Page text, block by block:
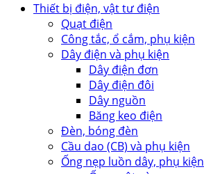
Thiết bị điện, vật tư điện
Quạt điện
Công tắc, ổ cắm, phụ kiện
Dây điện và phụ kiện
Dây điện đơn
Dây điện đôi
Dây nguồn
Băng keo điện
Đèn, bóng đèn
Cầu dao (CB) và phụ kiện
Ống nẹp luồn dây, phụ kiện